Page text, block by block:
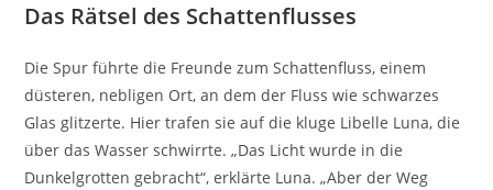
Das Rätsel des Schattenflusses
Die Spur führte die Freunde zum Schattenfluss, einem
düsteren, nebligen Ort, an dem der Fluss wie schwarzes
Glas glitzerte. Hier trafen sie auf die kluge Libelle Luna, die
über das Wasser schwirrte. „Das Licht wurde in die
Dunkelgrotten gebracht“, erklärte Luna. „Aber der Weg